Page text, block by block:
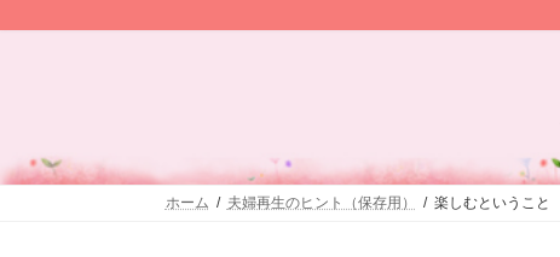
ホーム 夫婦再生のヒント（保存用） 楽しむということ